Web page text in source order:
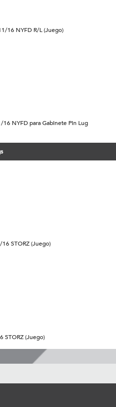
16 NYFD R/L (Juego)
NYFD para Gabinete Pin Lug
STORZ (Juego)
STORZ (Juego)